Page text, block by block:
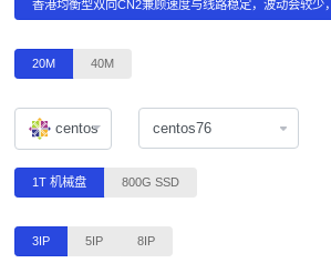
香港均衡型双向CN2兼顾速度与线路稳定，波动会较少
20M 40M
centos
1T 机械盘 800G SSD
3IP 5IP 8IP